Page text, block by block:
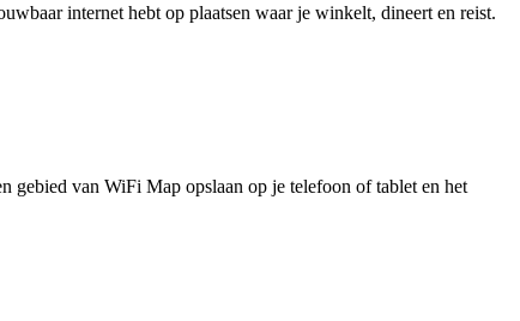
internet hebt op plaatsen waar je winkelt, dineert en reist.
gebied van WiFi Map opslaan op je telefoon of tablet en het